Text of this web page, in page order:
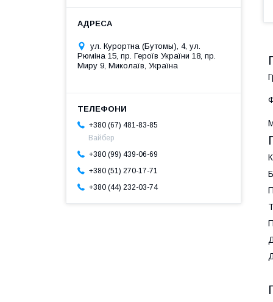
ул. Курортна (Бутомы), 4, ул.
Рюміна 15, пр. Героїв України 18, пр.
Миру 9, Миколаїв, Україна
+380 (67) 481-83-85
Вайбер
+380 (99) 439-06-69
+380 (51) 270-17-71
+380 (44) 232-03-74